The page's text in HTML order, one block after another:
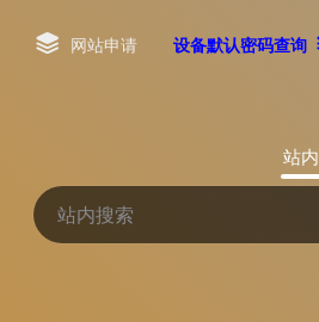
网站申请 设备默认密码查询
站内